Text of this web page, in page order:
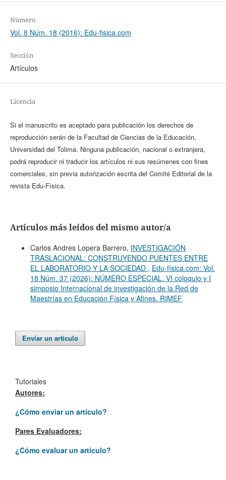
Número
Vol. 8 Núm. 18 (2016): Edu-fisica.com
Sección
Artículos
Licencia
Si el manuscrito es aceptado para publicación los derechos de
reproducción serán de la Facultad de Ciencias de la Educación,
Universidad del Tolima. Ninguna publicación, nacional o extranjera,
podrá reproducir ni traducir los artículos ni sus resúmenes con fines
comerciales, sin previa autorización escrita del Comité Editorial de la
revista Edu-Física.
Artículos más leídos del mismo autor/a
Carlos Andres Lopera Barrero, INVESTIGACIÓN
TRASLACIONAL: CONSTRUYENDO PUENTES ENTRE
EL LABORATORIO Y LA SOCIEDAD , Edu-física.com: Vol.
18 Núm. 37 (2026): NÚMERO ESPECIAL. VI coloquio y I
simposio Internacional de investigación de la Red de
Maestrías en Educación Física y Afines. RIMEF
Enviar un artículo
Tutoriales
Autores:
¿Cómo enviar un artículo?
Pares Evaluadores:
¿Cómo evaluar un artículo?